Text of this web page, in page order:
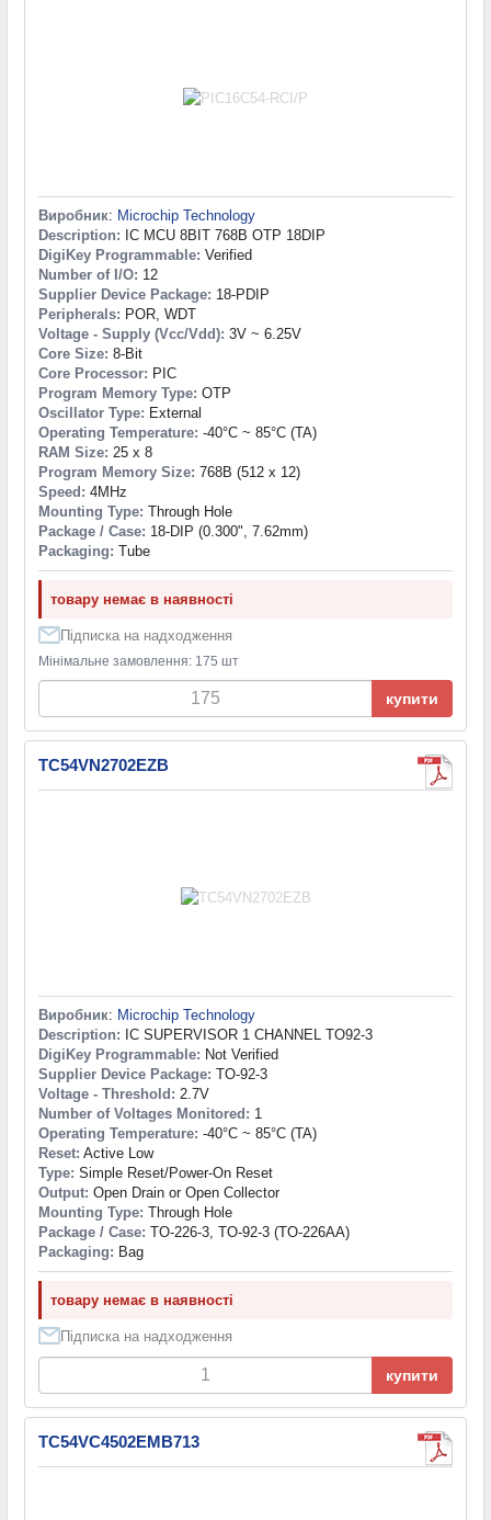
Виробник: Microchip Technology
Description: IC MCU 8BIT 768B OTP 18DIP
DigiKey Programmable: Verified
Number of I/O: 12
Supplier Device Package: 18-PDIP
Peripherals: POR, WDT
Voltage - Supply (Vcc/Vdd): 3V ~ 6.25V
Core Size: 8-Bit
Core Processor: PIC
Program Memory Type: OTP
Oscillator Type: External
Operating Temperature: -40°C ~ 85°C (TA)
RAM Size: 25 x 8
Program Memory Size: 768B (512 x 12)
Speed: 4MHz
Mounting Type: Through Hole
Package / Case: 18-DIP (0.300", 7.62mm)
Packaging: Tube
товару немає в наявності
Підписка на надходження
Мінімальне замовлення: 175 шт
купити
TC54VN2702EZB
Виробник: Microchip Technology
Description: IC SUPERVISOR 1 CHANNEL TO92-3
DigiKey Programmable: Not Verified
Supplier Device Package: TO-92-3
Voltage - Threshold: 2.7V
Number of Voltages Monitored: 1
Operating Temperature: -40°C ~ 85°C (TA)
Reset: Active Low
Type: Simple Reset/Power-On Reset
Output: Open Drain or Open Collector
Mounting Type: Through Hole
Package / Case: TO-226-3, TO-92-3 (TO-226AA)
Packaging: Bag
товару немає в наявності
Підписка на надходження
купити
TC54VC4502EMB713